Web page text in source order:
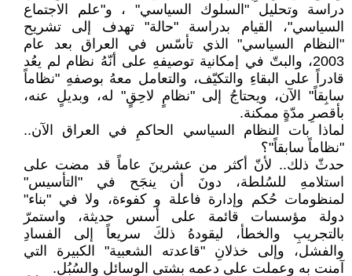
دراسة وتحليل "السلوك السياسي" ، و"علم الاجتماع
السياسي"، القيام بدراسة "حالة" تهدف إلى تشريح
"النظام السياسي" الذي تأسّس في العراق بعد عام
2003، والبتّ في إمكانية توصيفهِ على أنّهُ نظام لم يعُد
قادراً على البقاءِ والتكيّف، والتعامل معهُ بوصفهِ "نظاماً
سابِقاً" الآن، ويحتاجُ إلى "نظامٍ لاحِقٍ" له، وبديلٍ عنه،
بأقصرِ مدّةٍ ممكنة.
لماذا بات النظام السياسي الحاكمِ في العراق الآن..
"نظاماً سابقاً"؟
حدثّ ذلك.. لأنّ أكثر من عشرينَ عاماً قد مضت على
استلامهِ للسُلطة، دونَ أن ينجَح في "التأسيس"
لمنظومات حُكم وإدارة فاعلة و كفوءة، ولا في "بناء"
دولة مؤسسات قائمة على أسس حديثة، واستمرّ
بالتجريبِ والخطأ، ليقودهُ ذلكَ سريعاً إلى الفسادِ
والفشل، وإلى خذلانِ "قاعدته الشعبية" الكبيرة التي
آمنت به وعملت على دعمه بشتى الوسائل والسُبُل.